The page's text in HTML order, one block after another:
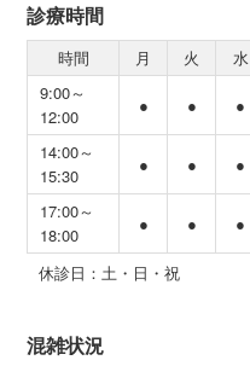
診療時間
時間 月 火 水
9:00～
12:00
● ● ●
14:00～
15:30
● ● ●
17:00～
18:00
● ● ●
休診日：土・日・祝
混雑状況